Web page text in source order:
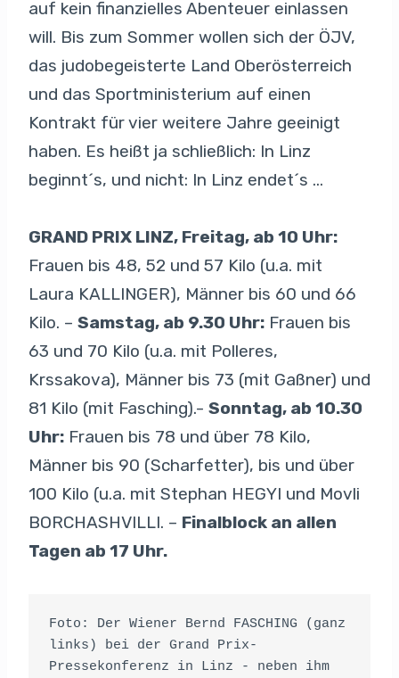
auf kein finanzielles Abenteuer einlassen
will. Bis zum Sommer wollen sich der ÖJV,
das judobegeisterte Land Oberösterreich
und das Sportministerium auf einen
Kontrakt für vier weitere Jahre geeinigt
haben. Es heißt ja schließlich: In Linz
beginnt´s, und nicht: In Linz endet´s …
GRAND PRIX LINZ, Freitag, ab 10 Uhr:
Frauen bis 48, 52 und 57 Kilo (u.a. mit
Laura KALLINGER), Männer bis 60 und 66
Kilo. – Samstag, ab 9.30 Uhr: Frauen bis
63 und 70 Kilo (u.a. mit Polleres,
Krssakova), Männer bis 73 (mit Gaßner) und
81 Kilo (mit Fasching).- Sonntag, ab 10.30
Uhr: Frauen bis 78 und über 78 Kilo,
Männer bis 90 (Scharfetter), bis und über
100 Kilo (u.a. mit Stephan HEGYI und Movli
BORCHASHVILLI. – Finalblock an allen
Tagen ab 17 Uhr.
Foto: Der Wiener Bernd FASCHING (ganz
links) bei der Grand Prix-
Pressekonferenz in Linz - neben ihm